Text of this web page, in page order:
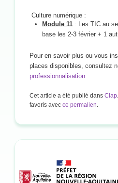
Culture numérique :
Module 11 : Les TIC au
base les 2-3 février + 1
Pour en savoir plus ou vous
places disponibles, consultez
professionnalisation
Cet article a été publié dans Clap
favoris avec ce permalien.